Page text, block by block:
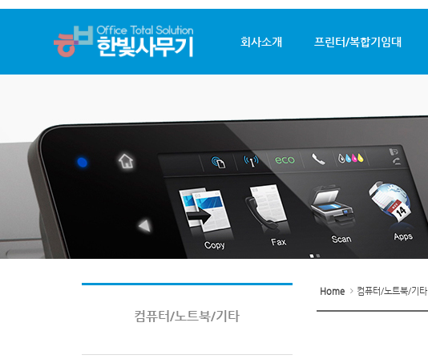
회사소개 프린터/복합기임대
P
o
n
컴퓨터/노트북/기타
Home 컴퓨터/노트북/기타